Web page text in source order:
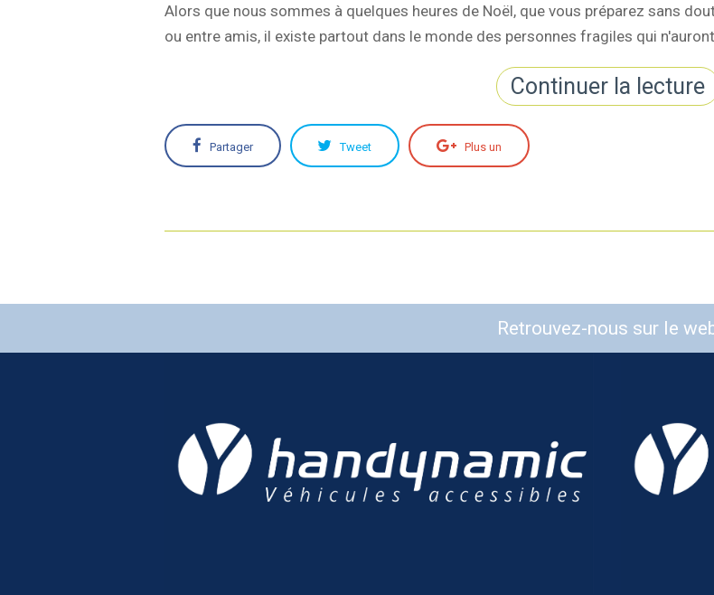
Alors que nous sommes à quelques heures de Noël, que vous préparez sans
ou entre amis, il existe partout dans le monde des personnes fragiles qui
Continuer la lecture
Partager Tweet Plus un
Retrouvez-nous sur le